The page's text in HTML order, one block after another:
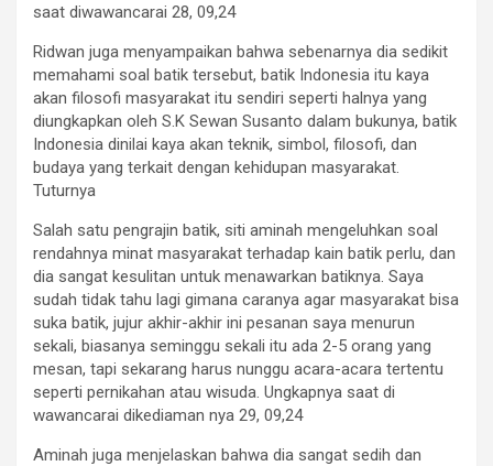
saat diwawancarai 28, 09,24
Ridwan juga menyampaikan bahwa sebenarnya dia sedikit
memahami soal batik tersebut, batik Indonesia itu kaya
akan filosofi masyarakat itu sendiri seperti halnya yang
diungkapkan oleh S.K Sewan Susanto dalam bukunya, batik
Indonesia dinilai kaya akan teknik, simbol, filosofi, dan
budaya yang terkait dengan kehidupan masyarakat.
Tuturnya
Salah satu pengrajin batik, siti aminah mengeluhkan soal
rendahnya minat masyarakat terhadap kain batik perlu, dan
dia sangat kesulitan untuk menawarkan batiknya. Saya
sudah tidak tahu lagi gimana caranya agar masyarakat bisa
suka batik, jujur akhir-akhir ini pesanan saya menurun
sekali, biasanya seminggu sekali itu ada 2-5 orang yang
mesan, tapi sekarang harus nunggu acara-acara tertentu
seperti pernikahan atau wisuda. Ungkapnya saat di
wawancarai dikediaman nya 29, 09,24
Aminah juga menjelaskan bahwa dia sangat sedih dan